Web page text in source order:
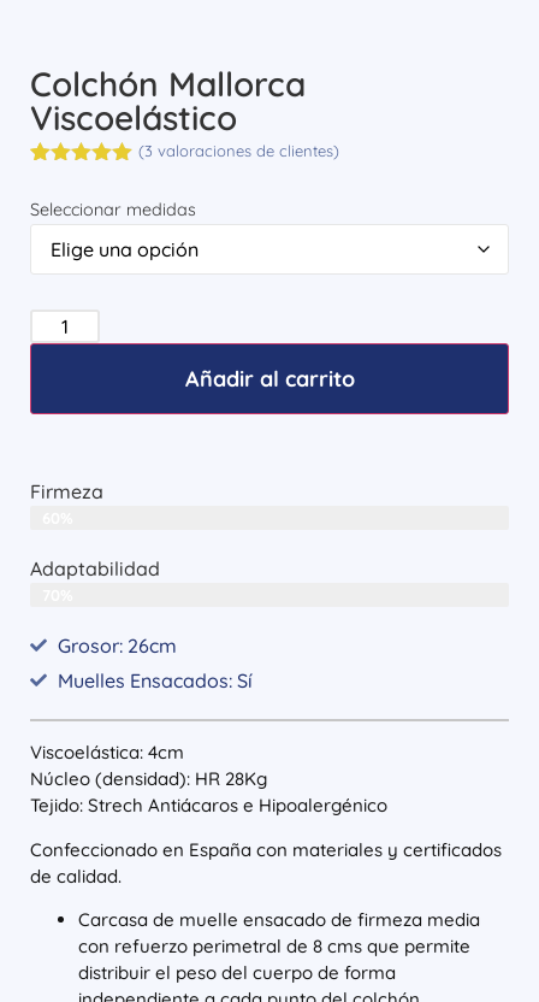
Colchón Mallorca
Viscoelástico
con
5.00
5 en base
valoraciones
de clientes
(3 valoraciones de clientes)
Seleccionar medidas
Añadir al carrito
Firmeza
Adaptabilidad
Grosor: 26cm
Muelles Ensacados: Sí
Viscoelástica: 4cm
Núcleo (densidad): HR 28Kg
Tejido: Strech Antiácaros e Hipoalergénico
Confeccionado en España con materiales y certificados
de calidad.
Carcasa de muelle ensacado de firmeza media
con refuerzo perimetral de 8 cms que permite
distribuir el peso del cuerpo de forma